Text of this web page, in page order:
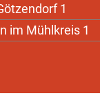
1
im Mühlkreis 1